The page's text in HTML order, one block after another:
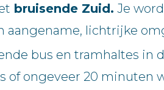
bruisende Zuid. Je
aangename, lichtrijke
bus en tramhaltes in
ongeveer 20 minuten